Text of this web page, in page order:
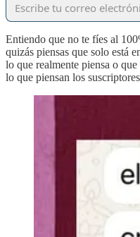
Entiendo que no te fíes al
quizás piensas que solo está
lo que realmente piensa o
lo que piensan los